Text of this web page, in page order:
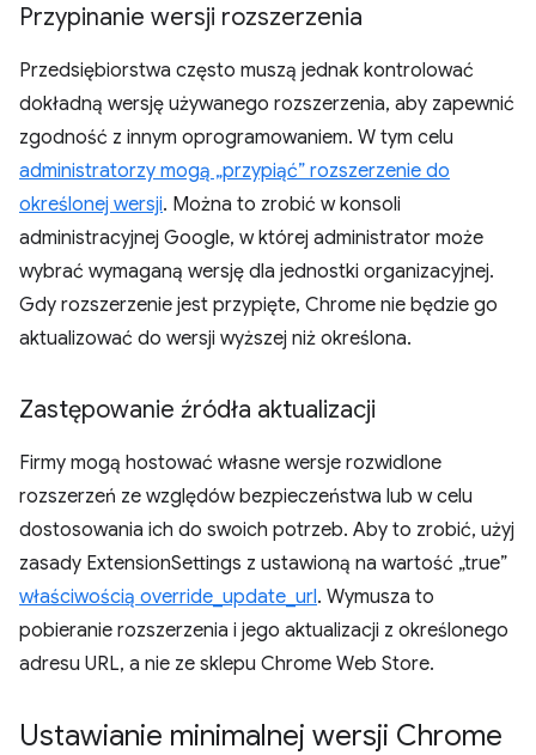
Przypinanie wersji rozszerzenia
Przedsiębiorstwa często muszą jednak kontrolować
dokładną wersję używanego rozszerzenia, aby zapewnić
zgodność z innym oprogramowaniem. W tym celu
administratorzy mogą „przypiąć” rozszerzenie do
określonej wersji. Można to zrobić w konsoli
administracyjnej Google, w której administrator może
wybrać wymaganą wersję dla jednostki organizacyjnej.
Gdy rozszerzenie jest przypięte, Chrome nie będzie go
aktualizować do wersji wyższej niż określona.
Zastępowanie źródła aktualizacji
Firmy mogą hostować własne wersje rozwidlone
rozszerzeń ze względów bezpieczeństwa lub w celu
dostosowania ich do swoich potrzeb. Aby to zrobić, użyj
zasady ExtensionSettings z ustawioną na wartość „true”
właściwością override_update_url. Wymusza to
pobieranie rozszerzenia i jego aktualizacji z określonego
adresu URL, a nie ze sklepu Chrome Web Store.
Ustawianie minimalnej wersji Chrome